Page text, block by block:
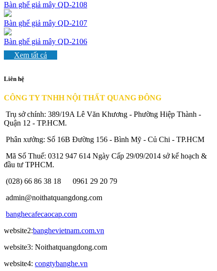
Bàn ghế giả mây QD-2108
Bàn ghế giả mây QD-2107
Bàn ghế giả mây QD-2106
Xem tất cả
Liên hệ
CÔNG TY TNHH NỘI THẤT QUANG ĐÔNG
Trụ sở chính: 389/19A Lê Văn Khương - Phường Hiệp Thành -
Quận 12 - TP.HCM.
Phân xưởng: Số 16B Đường 156 - Bình Mỹ - Củ Chi - TP.HCM
Mã Số Thuế: 0312 947 614 Ngày Cấp 29/09/2014 sở kế hoạch &
đầu tư TPHCM.
(028) 66 86 38 18
0961 29 20 79
admin@noithatquangdong.com
banghecafecaocap.com
website2:banghevietnam.com.vn
website3: Noithatquangdong.com
website4: congtybanghe.vn